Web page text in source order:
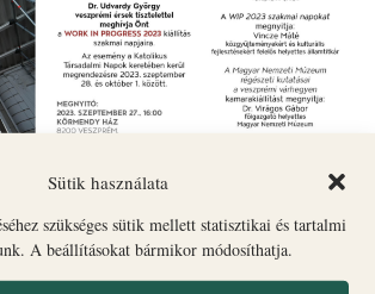
Sütik használata
szükséges sütik mellett statisztikai és tartalmi
A beállításokat bármikor módosíthatja.
minden kedves érdeklkődőt.